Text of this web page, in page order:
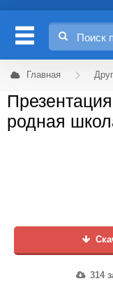
Главная
родная
314